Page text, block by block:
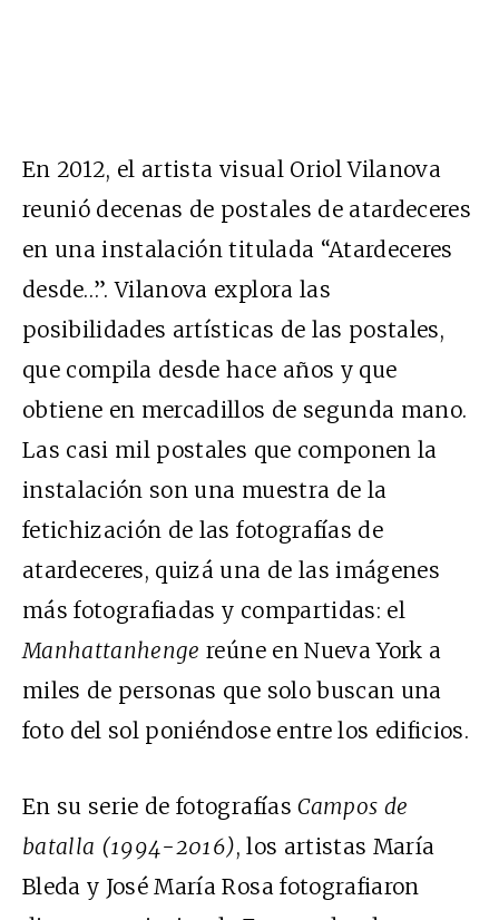
En 2012, el artista visual Oriol Vilanova
reunió decenas de postales de atardeceres
en una instalación titulada “Atardeceres
desde…”. Vilanova explora las
posibilidades artísticas de las postales,
que compila desde hace años y que
obtiene en mercadillos de segunda mano.
Las casi mil postales que componen la
instalación son una muestra de la
fetichización de las fotografías de
atardeceres, quizá una de las imágenes
más fotografiadas y compartidas: el
Manhattanhenge reúne en Nueva York a
miles de personas que solo buscan una
foto del sol poniéndose entre los edificios.
En su serie de fotografíasCampos de
batalla (1994-2016), los artistas María
Bleda y José María Rosa fotografiaron